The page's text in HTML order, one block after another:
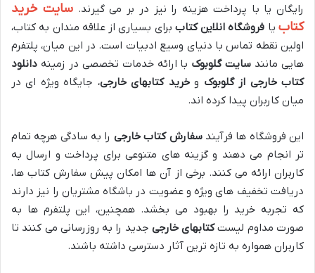
رایگان یا با پرداخت هزینه را نیز در بر می گیرند.سایت خرید
کتابیا فروشگاه انلاین کتاب برای بسیاری از علاقه مندان به کتاب،
اولین نقطه تماس با دنیای وسیع ادبیات است. در این میان، پلتفرم
هایی مانند سایت گلوبوک با ارائه خدمات تخصصی در زمینه دانلود
کتاب خارجی از گلوبوک وخرید کتابهای خارجی، جایگاه ویژه ای در
میان کاربران پیدا کرده اند.
این فروشگاه ها فرآیندسفارش کتاب خارجی را به سادگی هرچه تمام
تر انجام می دهند و گزینه های متنوعی برای پرداخت و ارسال به
کاربران ارائه می کنند. برخی از آن ها امکان پیش سفارش کتاب ها،
دریافت تخفیف های ویژه و عضویت در باشگاه مشتریان را نیز دارند
که تجربه خرید را بهبود می بخشد. همچنین، این پلتفرم ها به
صورت مداوم لیستکتابهای خارجی جدید را به روزرسانی می کنند تا
کاربران همواره به تازه ترین آثار دسترسی داشته باشند.